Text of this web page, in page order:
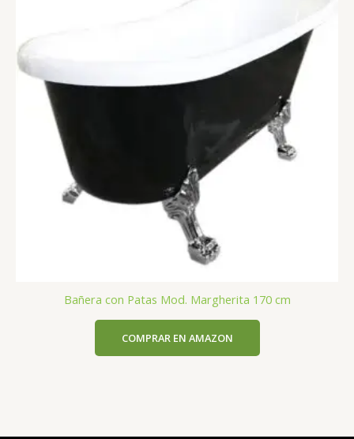
Bañera con Patas Mod. Margherita 170 cm
COMPRAR EN AMAZON